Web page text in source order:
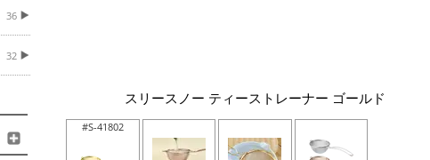
36
32
スリースノー ティーストレーナー ゴールド
#S-41802